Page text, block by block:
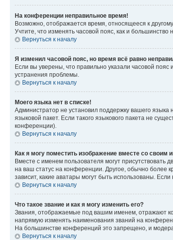
На конференции неправильное время!
Возможно, отображается время, относящееся к
Учтите, что изменять часовой пояс, как и
Вернуться к началу
Я изменил часовой пояс, но время всё равно
Если вы уверены, что правильно указали часовой
устранения проблемы.
Вернуться к началу
Моего языка нет в списке!
Администратор не установил поддержку вашего
языковой пакет. Если такого языкового пакета не
конференции).
Вернуться к началу
Как я могу поместить изображение вместе со своим
Вместе с именем пользователя могут присутствовать
на ваш статус на конференции. Другое, обычно более
зависит, какие аватары могут быть использованы.
Вернуться к началу
Что такое звание и как я могу изменить его?
Звания, отображаемые под вашим именем, отражают
напрямую изменять наименования званий на
На большинстве конференций это запрещено, и
Вернуться к началу